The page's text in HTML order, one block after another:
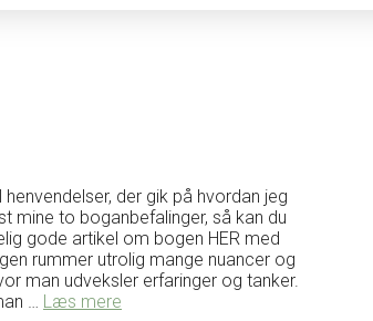
der gik på hvordan jeg
mine to boganbefalinger, så kan du
gode artikel om bogen HER med
rummer utrolig mange nuancer og
man udveksler erfaringer og tanker.
… Læs mere